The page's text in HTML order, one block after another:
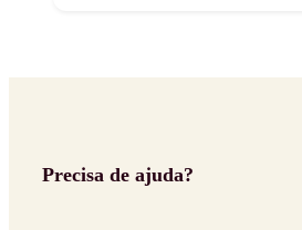
Precisa de ajuda?